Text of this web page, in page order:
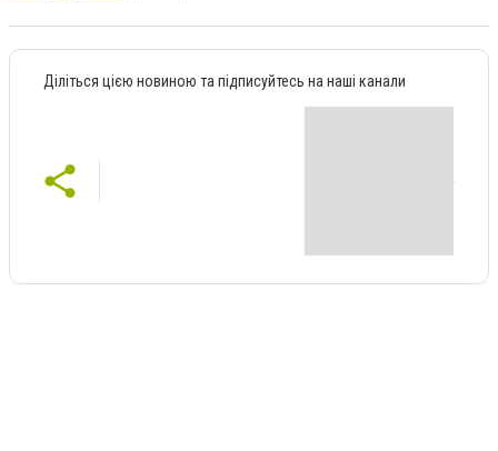
Діліться цією новиною та підписуйтесь на наші канали